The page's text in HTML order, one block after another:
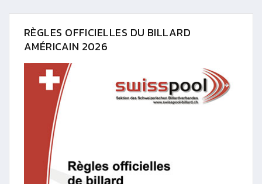
RÈGLES OFFICIELLES DU BILLARD
AMÉRICAIN 2026